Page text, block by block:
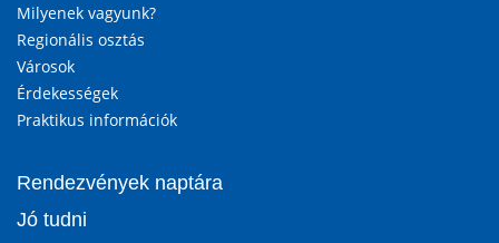
Milyenek vagyunk?
Regionális osztás
Városok
Érdekességek
Praktikus információk
Rendezvények naptára
Jó tudni